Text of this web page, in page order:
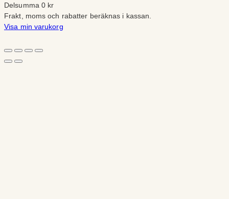
Produkter
i
Delsumma 0 kr
Frakt, moms och rabatter beräknas i kassan.
Visa min varukorg